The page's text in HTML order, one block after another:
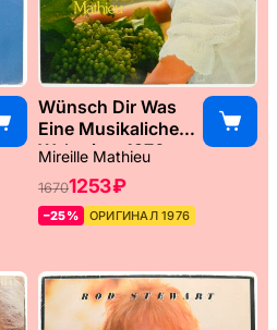
Wünsch Dir Was
Eine Musikaliche
Weltreise, 1976
Mireille Mathieu
16701253 ₽
–25% ОРИГИНАЛ 1976